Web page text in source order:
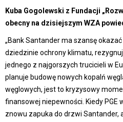
Kuba Gogolewski z Fundacji
obecny na dzisiejszym WZA
„Bank Santander ma szansę
dziedzinie ochrony klimatu,
jednego z najgorszych trucicieli w
planuje budowę nowych kopalń
węglowych, jest to kryzysowy
finansowej niepewności. Kiedy PGE
znowu zapuka do drzwi Santander,